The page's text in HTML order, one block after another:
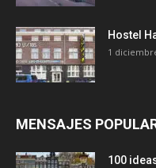
Hostel
1
MENSAJES
100